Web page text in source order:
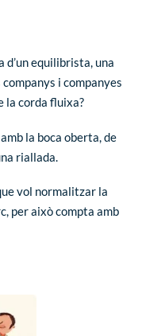
equilibrista, una
i companyes
la corda fluixa?
la boca oberta, de
riallada.
vol normalitzar la
per això compta amb